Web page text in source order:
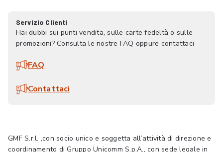
Servizio Clienti
Hai dubbi sui punti vendita, sulle carte fedeltà o sulle
promozioni? Consulta le nostre FAQ oppure contattaci
FAQ
Contattaci
GMF S.r.l. ,con socio unico e soggetta all’attività di direzione e
coordinamento di Gruppo Unicomm S.p.A., con sede legale in